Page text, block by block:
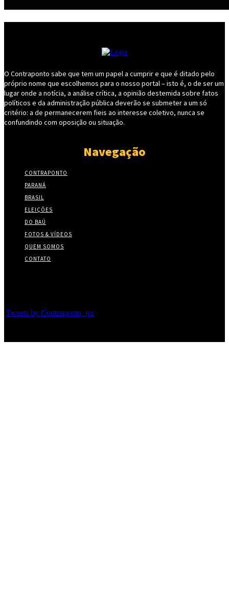
O Contraponto sabe que tem um papel a cumprir e que é ditado pelo
próprio nome que escolhemos para o nosso portal – isto é, o de ser um
lugar onde a notícia, a análise crítica, a opinião destemida sobre fatos
políticos e da administração pública deverão se submeter a um só
critério: a de permanecerem fieis ao interesse coletivo, nunca se
confundindo com oposição ou situação.
Navegação
CONTRAPONTO
PARANÁ
BRASIL
ELEIÇÕES
DO BAÚ
FOTOS & VÍDEOS
QUEM SOMOS
CONTATO
Tweets by Contraponto_jor